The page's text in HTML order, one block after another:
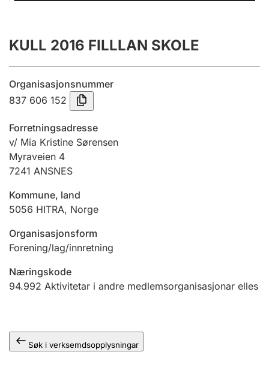
Årsrekneskap
Innsending og forseinkingsgebyr
Tinglysing
Jeger
Betaling og jegeravgiftskort
Ektepaktrettleiaren
KULL 2016 FILLLAN SKOLE
Organisasjonsnummer
837 606 152
Forretningsadresse
v/ Mia Kristine Sørensen
Myraveien 4
7241 ANSNES
Kommune, land
5056 HITRA, Norge
Organisasjonsform
Forening/lag/innretning
Næringskode
94.992 Aktivitetar i andre medlemsorganisasjonar elles
Søk i verksemdsopplysningar